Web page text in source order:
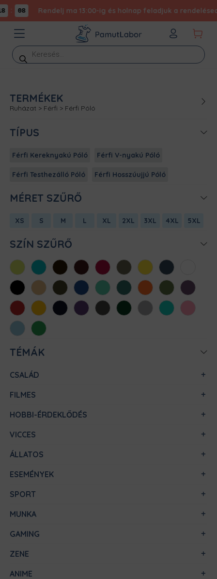
08 Rendelj ma 13:00-ig és holnap feladjuk a
Products
search
TERMÉKEK
Ruházat > Férfi > Férfi Póló
TÍPUS
Férfi Kereknyakú Póló Férfi V-nyakú Póló
Férfi Testhezálló Póló Férfi Hosszúujjú Póló
MÉRET SZŰRŐ
XS S M L XL 2XL 3XL 4XL 5XL
SZÍN SZŰRŐ
AlmazöldAtollkékBarnaBordóChili Cink Citromsárga
Denim
FeketeHomokKhaki KirálykékMentaMéregzöld
NarancsOliva Padlizsán
Piros SárgaSötétkékSötétlilaSötétszürke
SötétzöldSportszürke
Türkiz
Világos
rózsaszín
Világoskék
Zöld
TÉMÁK
CSALÁD
FILMES
HOBBI-ÉRDEKLŐDÉS
VICCES
ÁLLATOS
ESEMÉNYEK
SPORT
MUNKA
GAMING
ZENE
ANIME